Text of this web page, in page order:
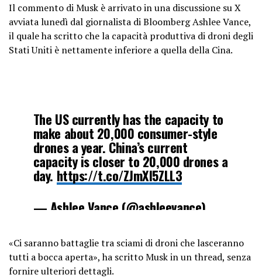
Il commento di Musk è arrivato in una discussione su X
avviata lunedì dal giornalista di Bloomberg Ashlee Vance,
il quale ha scritto che la capacità produttiva di droni degli
Stati Uniti è nettamente inferiore a quella della Cina.
The US currently has the capacity to
make about 20,000 consumer-style
drones a year. China’s current
capacity is closer to 20,000 drones a
day. https://t.co/ZJmXI5ZLL3
— Ashlee Vance (@ashleevance)
«Ci saranno battaglie tra sciami di droni che lasceranno
tutti a bocca aperta», ha scritto Musk in un thread, senza
fornire ulteriori dettagli.